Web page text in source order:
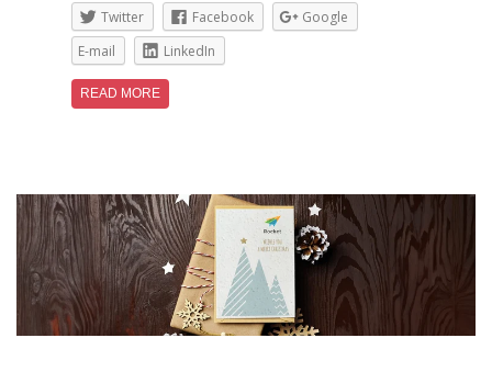
Twitter Facebook
Google
E-mail
LinkedIn
READ MORE